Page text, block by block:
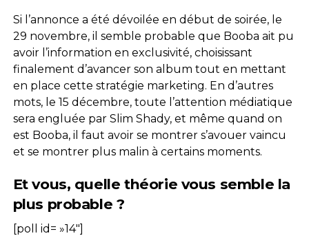
Si l’annonce a été dévoilée en début de soirée, le
29 novembre, il semble probable que Booba ait pu
avoir l’information en exclusivité, choisissant
finalement d’avancer son album tout en mettant
en place cette stratégie marketing. En d’autres
mots, le 15 décembre, toute l’attention médiatique
sera engluée par Slim Shady, et même quand on
est Booba, il faut avoir se montrer s’avouer vaincu
et se montrer plus malin à certains moments.
Et vous, quelle théorie vous semble la
plus probable ?
[poll id= »14″]